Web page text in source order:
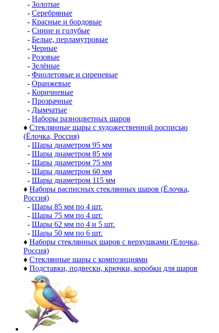
- Золотые
- Серебряные
- Красные и бордовые
- Синие и голубые
- Белые, перламутровые
- Черные
- Розовые
- Зелёные
- Фиолетовые и сиреневые
- Оранжевые
- Коричневые
- Прозрачные
- Дымчатые
- Наборы разноцветных шаров
♦ Стеклянные шары с художественной росписью
(Ёлочка, Россия)
- Шары диаметром 95 мм
- Шары диаметром 85 мм
- Шары диаметром 75 мм
- Шары диаметром 60 мм
- Шары диаметром 115 мм
♦ Наборы расписных стеклянных шаров (Ёлочка,
Россия)
- Шары 85 мм по 4 шт.
- Шары 75 мм по 4 шт.
- Шары 62 мм по 4 и 5 шт.
- Шары 50 мм по 6 шт.
♦ Наборы стеклянных шаров с верхушками (Елочка,
Россия)
♦ Стеклянные шары с композициями
♦ Подставки, подвески, крючки, коробки для шаров